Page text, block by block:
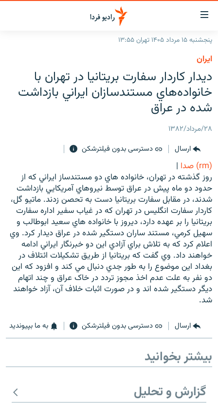
لینک‌های
قابلیت
دسترسی
بازگشت
منوی
اصلی
رفتن
صفحه
ایران
جهان
رادیو
گزارش‌های تصویری
گزارش‌های ویدئویی
زنان فردا
English
به ما بپیوندید
زبان‌های دیگر
پنجشنبه ۱۵ مرداد ۱۴۰۵ تهران ۱۳:۵۵
ايران
ديدار کاردار سفارت بريتانيا در تهران با
خانواده‌هاي مستندسازان ايراني بازداشت
شده در عراق
۲۸/مرداد/۱۳۸۲
ارسال
دسترسی بدون فیلترشکن
(rm) صدا
|
روز گذشته در تهران، خانواده هاي دو مستندساز ايراني که از
حدود دو ماه پيش در عراق توسط نيروهاي آمريکايي بازداشت
شدند، در مقابل سفارت بريتانيا دست به تحصن زدند. ماتيو گل،
کاردار سفارت انگليس در تهران که در غياب سفير اداره سفارت
بريتانيا را بر عهده دارد، ديروز با خانواده هاي سعيد ابوطالب و
سهيل کرمي، مستند ساران دستگير شده در عراق ديدار کرد. وي
اعلام کرد که به تلاش براي آزادي اين دو خبرنگار ايراني ادامه
خواهند داد. وي گفت که بريتانيا از طريق تشکيلات ائتلاف در
بغداد اين موضوع را به طور جدي دنبال مي کند و افزود که اين
دو نفر به علت عدم اخذ مجوز تردد در خاک عراق و چند اتهام
ديگر دستگير شده اند و در صورت اثبات خلاف آن، آزاد خواهند
شد.
ارسال دسترسی بدون فیلترشکن به ما بپیوندید
بیشتر بخوانید
گزارش و تحلیل